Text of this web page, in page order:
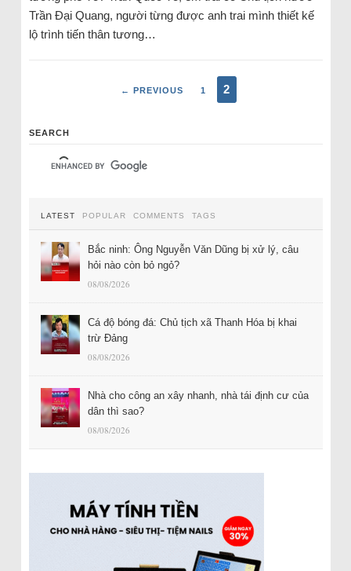
Trần Đại Quang, người từng được anh trai mình thiết kế
lộ trình tiến thân tương…
← PREVIOUS 1 2
SEARCH
LATEST POPULAR COMMENTS TAGS
Bắc ninh: Ông Nguyễn Văn Dũng bị xử lý, câu
hỏi nào còn bỏ ngỏ?
08/08/2026
Cá độ bóng đá: Chủ tịch xã Thanh Hóa bị khai
trừ Đảng
08/08/2026
Nhà cho công an xây nhanh, nhà tái định cư của
dân thì sao?
08/08/2026